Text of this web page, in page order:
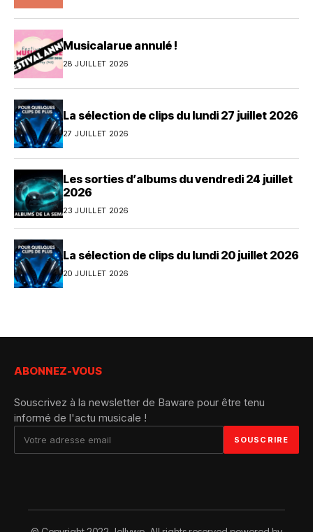
Musicalarue annulé !
28 JUILLET 2026
La sélection de clips du lundi 27 juillet 2026
27 JUILLET 2026
Les sorties d’albums du vendredi 24 juillet
2026
23 JUILLET 2026
La sélection de clips du lundi 20 juillet 2026
20 JUILLET 2026
ABONNEZ-VOUS
Souscrivez à la newsletter de Baware pour être tenu
informé de l'actu musicale !